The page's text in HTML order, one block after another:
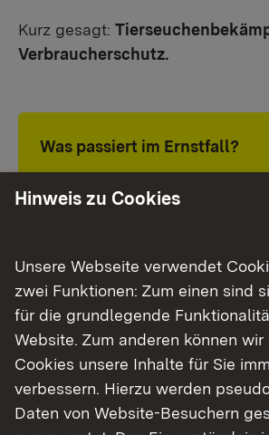
Kurz gesagt:
Verbraucherschutz.
Was passiert im Ernstfall?
durch: Um was für einen Erreger
wo kommt dieser her und wohin
verbreitet haben.
Wenn sich der Verdacht
Sperrzonen eingerichtet – zum
mindestens 3- und eine 10-
Hinweis zu Cookies
Unsere Webseite verwendet
zwei Funktionen: Zum einen sind
für die grundlegende
Website. Zum anderen können
Cookies unsere Inhalte für Sie
verbessern. Hierzu werden
Daten von Website-Besuchern